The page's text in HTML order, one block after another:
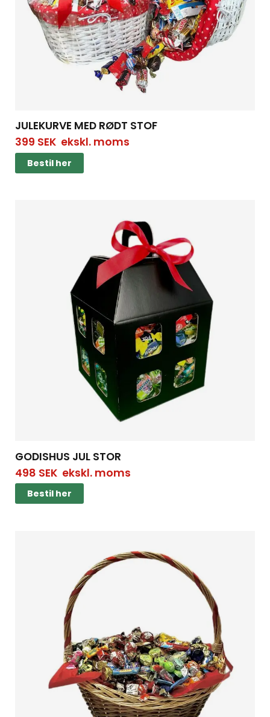
JULEKURVE MED RØDT STOF
399 SEKekskl. moms
Bestil her
GODISHUS JUL STOR
498 SEKekskl. moms
Bestil her